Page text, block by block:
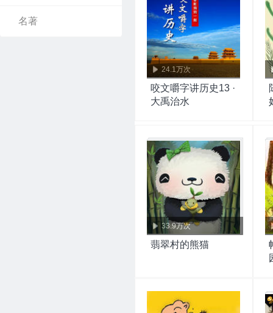
名著
24.1万次
咬文嚼字讲历史13 ·
大禹治水
33.9万次
翡翠村的熊猫